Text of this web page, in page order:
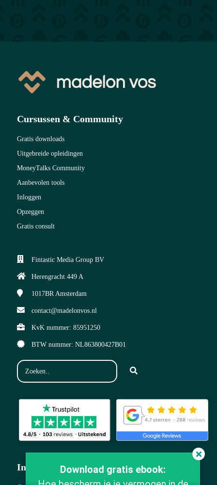
Cursussen & Community
Gratis downloads
Uitgebreide opleidingen
MoneyTalks Community
Aanbevolen tools
Inloggen
Opzeggen
Gratis consult
Fintastic Media Group BV
Herengracht 449 A
1017BR Amsterdam
contact@madelonvos.nl
KvK nummer: 85951250
BTW nummer: NL863800427B01
Info
Download gratis ebook: